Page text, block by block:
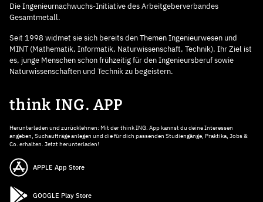
Die Ingenieurnachwuchs-Initiative des Arbeitgeberverbandes
Gesamtmetall.
Seit 1998 widmet sie sich bereits den Themen Ingenieurwesen und
MINT (Mathematik, Informatik, Naturwissenschaft, Technik). Ihr Ziel ist
es, junge Menschen schon frühzeitig für den Ingenieursberuf sowie
Naturwissenschaften und Technik zu begeistern.
think ING. APP
Herunterladen und zurücklehnen: Mit der think ING. App kannst du deine Interessen
angeben, Suchaufträge anlegen und die für dich passenden Studiengänge, Praktika, Jobs &
Co. erhalten. Jetzt herunterladen!
APPLE App Store
GOOGLE Play Store